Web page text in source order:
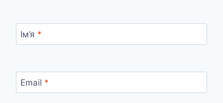
Ім’я *
Email *